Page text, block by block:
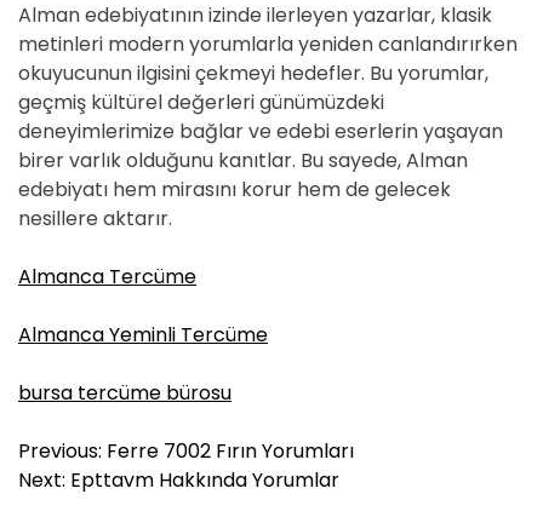
Alman edebiyatının izinde ilerleyen yazarlar, klasik
metinleri modern yorumlarla yeniden canlandırırken
okuyucunun ilgisini çekmeyi hedefler. Bu yorumlar,
geçmiş kültürel değerleri günümüzdeki
deneyimlerimize bağlar ve edebi eserlerin yaşayan
birer varlık olduğunu kanıtlar. Bu sayede, Alman
edebiyatı hem mirasını korur hem de gelecek
nesillere aktarır.
Almanca Tercüme
Almanca Yeminli Tercüme
bursa tercüme bürosu
Y
a
Previous: Ferre 7002 Fırın Yorumları
Next: Epttavm Hakkında Yorumlar